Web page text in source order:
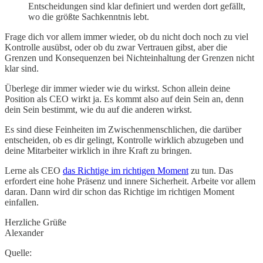
Entscheidungen sind klar definiert und werden dort gefällt,
wo die größte Sachkenntnis lebt.
Frage dich vor allem immer wieder, ob du nicht doch noch zu viel
Kontrolle ausübst, oder ob du zwar Vertrauen gibst, aber die
Grenzen und Konsequenzen bei Nichteinhaltung der Grenzen nicht
klar sind.
Überlege dir immer wieder wie du wirkst. Schon allein deine
Position als CEO wirkt ja. Es kommt also auf dein Sein an, denn
dein Sein bestimmt, wie du auf die anderen wirkst.
Es sind diese Feinheiten im Zwischenmenschlichen, die darüber
entscheiden, ob es dir gelingt, Kontrolle wirklich abzugeben und
deine Mitarbeiter wirklich in ihre Kraft zu bringen.
Lerne als CEO das Richtige im richtigen Moment zu tun. Das
erfordert eine hohe Präsenz und innere Sicherheit. Arbeite vor allem
daran. Dann wird dir schon das Richtige im richtigen Moment
einfallen.
Herzliche Grüße
Alexander
Quelle: